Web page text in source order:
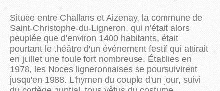
Située entre Challans et Aizenay, la commune de
Saint-Christophe-du-Ligneron, qui n'était alors
peuplée que d'environ 1400 habitants, était
pourtant le théâtre d'un événement festif qui attirait
en juillet une foule fort nombreuse. Établies en
1978, les Noces ligneronnaises se poursuivirent
jusqu'en 1988. L'hymen du couple d'un jour, suivi